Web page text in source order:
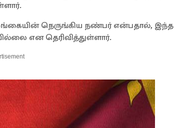
நெருங்கிய நண்பர் என்பதால், இந்த
என தெரிவித்துள்ளார்.